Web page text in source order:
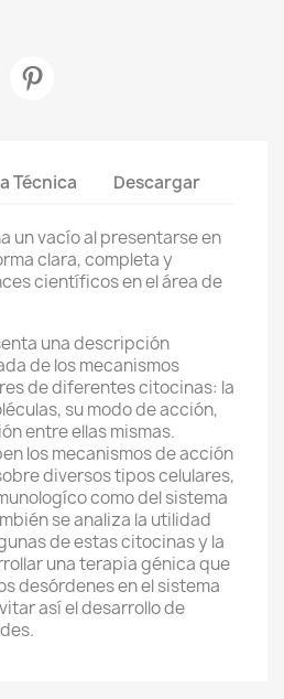
Técnica Descargar
un vacío al presentarse en
clara, completa y
científicos en el área de
una descripción
de los mecanismos
de diferentes citocinas: la
su modo de acción,
entre ellas mismas.
los mecanismos de acción
diversos tipos celulares,
como del sistema
se analiza la utilidad
de estas citocinas y la
una terapia génica que
desórdenes en el sistema
así el desarrollo de